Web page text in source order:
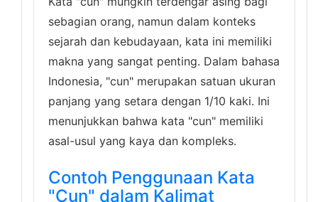
sebagian orang, namun dalam konteks
sejarah dan kebudayaan, kata ini memiliki
makna yang sangat penting. Dalam bahasa
Indonesia, "cun" merupakan satuan ukuran
panjang yang setara dengan 1/10 kaki. Ini
menunjukkan bahwa kata "cun" memiliki
asal-usul yang kaya dan kompleks.
Contoh Penggunaan Kata
"Cun" dalam Kalimat